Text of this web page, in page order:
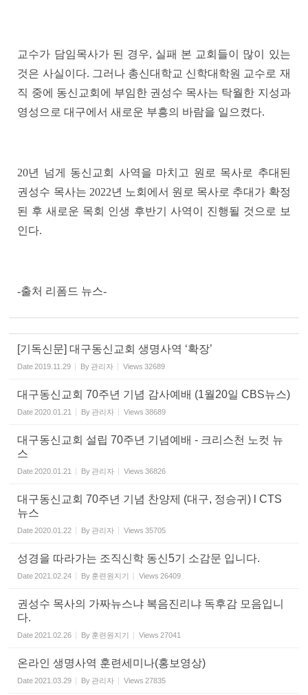
교수가 담임목사가 된 경우, 실패 본 교회들이 많이 있는
것은 사실이다. 그러나 총신대학교 신학대학원 교수로 재
직 중에 동신교회에 부임한 권성수 목사는 탁월한 지성과
영성으로 대구에서 새로운 부흥의 바람을 일으켰다.
20년 넘게 동신교회 사역을 마치고 원로 목사로 추대된
권성수 목사는 2022년 노회에서 원로 목사로 추대가 확정
된 후 새로운 목회 인생 후반기 사역이 진행될 것으로 보
인다.
-출처 리폼드 뉴스-
[기독신문] 대구동신교회 생명사역 ‘확장’
Date 2019.11.29 By 관리자 Views 32689
대구동신교회 70주년 기념 감사예배 (1월20일 CBS뉴스)
Date 2020.01.21 By 관리자 Views 38689
대구동신교회 설립 70주년 기념예배 - 크리스천 노컷 뉴
스
Date 2020.01.21 By 관리자 Views 36826
대구동신교회 70주년 기념 찬양제 (대구, 정승귀) l CTS
뉴스
Date 2020.01.22 By 관리자 Views 35705
성경을 따라가는 조직신학 동신5기 소감문 입니다.
Date 2021.02.24 By 훈련원지기 Views 26409
권성수 목사의 가짜뉴스냐 복음진리냐 독후감 모음입니
다.
Date 2021.02.26 By 훈련원지기 Views 27041
온라인 생명사역 훈련세미나(홍보영상)
Date 2021.03.29 By 관리자 Views 27835